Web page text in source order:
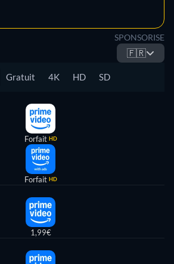
SPONSORISE
🇫🇷
Gratuit 4K HD SD
Forfait HD
Forfait HD
1,99€